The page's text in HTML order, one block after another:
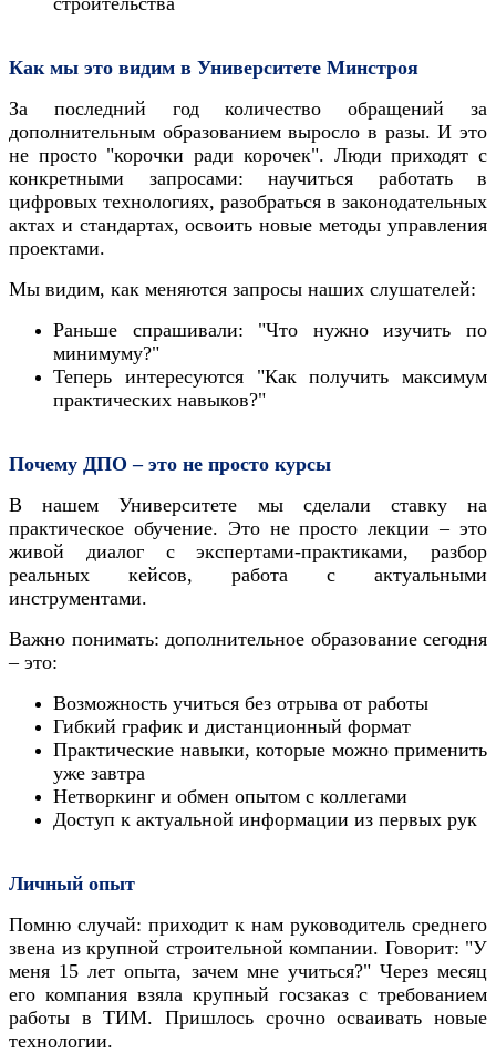
Как мы это видим в Университете Минстроя
За последний год количество обращений за
дополнительным образованием выросло в разы. И это
не просто "корочки ради корочек". Люди приходят с
конкретными запросами: научиться работать в
цифровых технологиях, разобраться в законодательных
актах и стандартах, освоить новые методы управления
проектами.
Мы видим, как меняются запросы наших слушателей:
Раньше спрашивали: "Что нужно изучить по
минимуму?"
Теперь интересуются "Как получить максимум
практических навыков?"
Почему ДПО – это не просто курсы
В нашем Университете мы сделали ставку на
практическое обучение. Это не просто лекции – это
живой диалог с экспертами-практиками, разбор
реальных кейсов, работа с актуальными
инструментами.
Важно понимать: дополнительное образование сегодня
– это:
Возможность учиться без отрыва от работы
Гибкий график и дистанционный формат
Практические навыки, которые можно применить
уже завтра
Нетворкинг и обмен опытом с коллегами
Доступ к актуальной информации из первых рук
Личный опыт
Помню случай: приходит к нам руководитель среднего
звена из крупной строительной компании. Говорит: "У
меня 15 лет опыта, зачем мне учиться?" Через месяц
его компания взяла крупный госзаказ с требованием
работы в ТИМ. Пришлось срочно осваивать новые
технологии.